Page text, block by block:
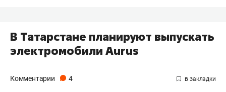
В Татарстане планируют выпускать
электромобили Aurus
Комментарии 4